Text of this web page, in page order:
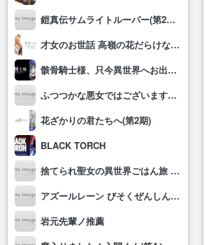
鎧真伝サムライトルーパー(第2クール)
才女のお世話 高嶺の花だらけな名門校で、学院一のお嬢様(生活能力皆無)を陰ながらお世話することになりました
骸骨騎士様、只今異世界へお出掛け中Ⅱ
ふつつかな悪女ではございますが～雛宮蝶鼠とりかえ伝～
花ざかりの君たちへ(第2期)
BLACK TORCH
捨てられ聖女の異世界ごはん旅 隠れスキルでキャンピングカーを召喚しました
アズールレーン びそくぜんしんっ！にっ!!
岩元先輩ノ推薦